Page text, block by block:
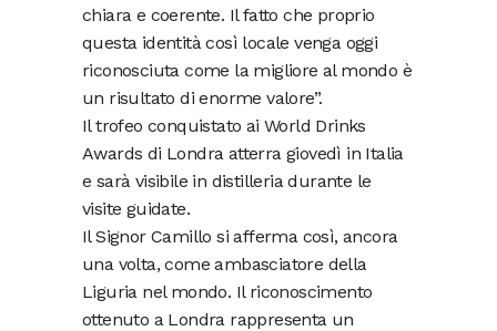
chiara e coerente. Il fatto che proprio
questa identità così locale venga oggi
riconosciuta come la migliore al mondo è
un risultato di enorme valore”.
Il trofeo conquistato ai World Drinks
Awards di Londra atterra giovedì in Italia
e sarà visibile in distilleria durante le
visite guidate.
Il Signor Camillo si afferma così, ancora
una volta, come ambasciatore della
Liguria nel mondo. Il riconoscimento
ottenuto a Londra rappresenta un